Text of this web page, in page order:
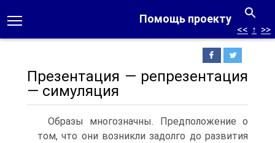
Помощь проекту
<< ↑ >>
Презентация — репрезентация
— симуляция
Образы многозначны. Предположение о
том, что они возникли за­долго до развития